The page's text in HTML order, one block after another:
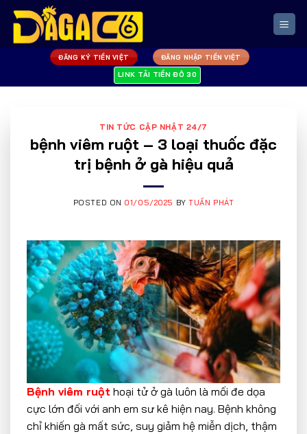
Skip
content
ĐĂNG KÝ TIỀN VIỆT ĐĂNG NHẬP TIỀN VIỆT
LINK TẢI TIỀN ĐÔ 30
TIN TỨC CẬP NHẬT 24/7
bệnh viêm ruột – 3 loại thuốc đặc
trị bệnh ở gà hiệu quả
POSTED ON 01/05/2025 BYTUẤN PHÁT
Bệnh viêm ruột hoại tử ở gà luôn là mối đe dọa
cực lớn đối với anh em sư kê hiện nay. Bệnh không
chỉ khiến gà mất sức, suy giảm hệ miễn dịch, thậm